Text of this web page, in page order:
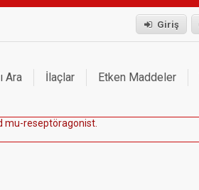
Giriş
Ara İlaçlar Etken Maddeler
mu-reseptöragonist